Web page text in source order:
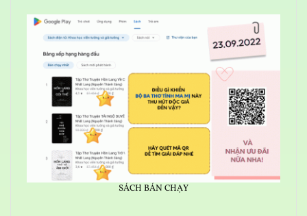
SÁCH BÁN CHẠY